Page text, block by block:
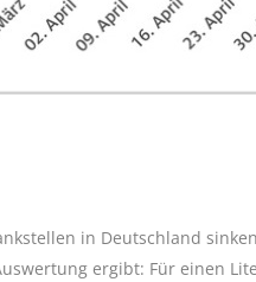
in Deutschland
ergibt: Für einen